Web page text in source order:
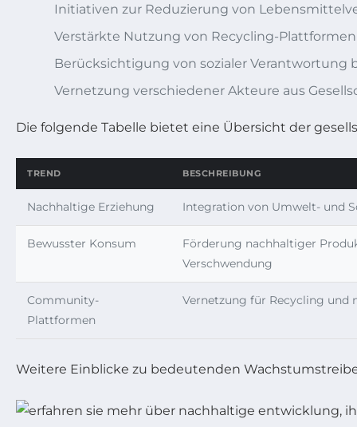
Initiativen zur Reduzierung von
Verstärkte Nutzung von Recycling-Plattformen
Berücksichtigung von sozialer Verantwortung
Vernetzung verschiedener Akteure aus
Die folgende Tabelle bietet eine Übersicht der
TREND BESCHREIBUNG
Nachhaltige Erziehung Integration von Umwelt- und
Bewusster Konsum
Förderung nachhaltiger
Verschwendung
Community-
Plattformen
Vernetzung für Recycling und
Weitere Einblicke zu bedeutenden